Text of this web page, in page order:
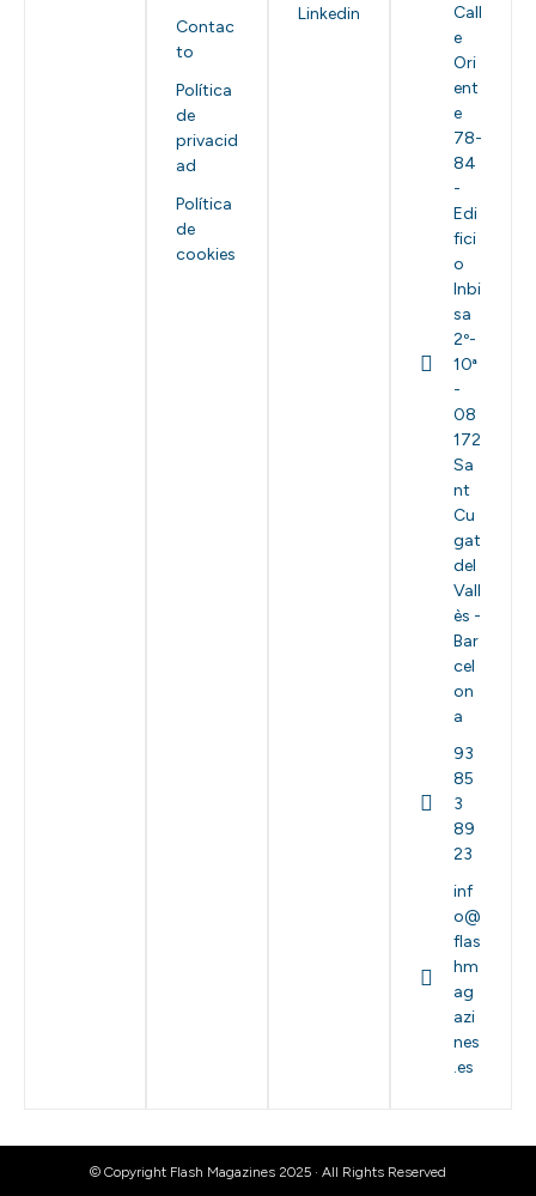
Contac
to
Política
de
privacid
ad
Política
de
cookies
Linkedin
Call
e
Ori
ent
e
78-
84
-
Edi
fici
o
Inbi
sa
2º-
10ª
-
08
172
Sa
nt
Cu
gat
del
Vall
ès -
Bar
cel
on
a
93
85
3
89
23
inf
o@
flas
hm
ag
azi
nes
.es
© Copyright Flash Magazines 2025 · All Rights Reserved